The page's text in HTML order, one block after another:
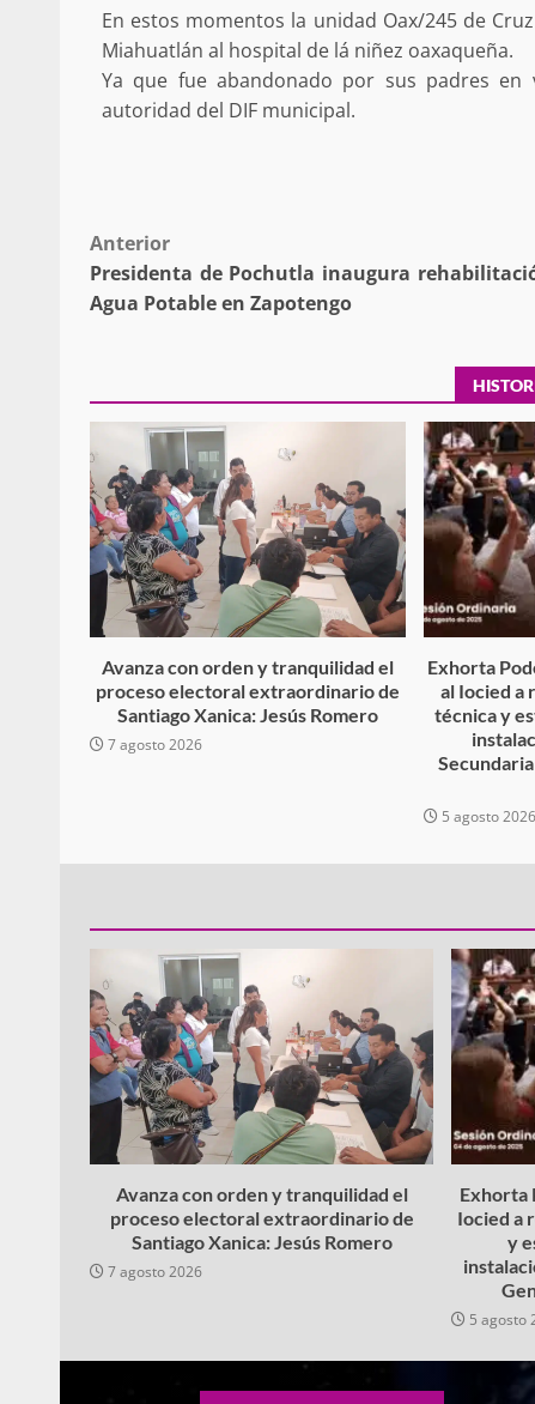
En estos momentos la unidad Oax/245 de
Miahuatlán al hospital de lá niñez oaxaqueña.
Ya que fue abandonado por sus padres en
autoridad del DIF municipal.
Post
navigation
Anterior
Presidenta de Pochutla inaugura
Agua Potable en Zapotengo
Avanza con orden y tranquilidad el
proceso electoral extraordinario de
Santiago Xanica: Jesús Romero
7 agosto 2026
Exhorta
al Iocied a
técnica y
5 agosto 2026
Policía Municipal
violencia y auxilia a
zona de Módulos
Abasto
admin 27 enero 2026
Avanza con orden y tranquilidad el
proceso electoral extraordinario de
Santiago Xanica: Jesús Romero
7 agosto 2026
Exhorta
Iocied a
y
5 agosto